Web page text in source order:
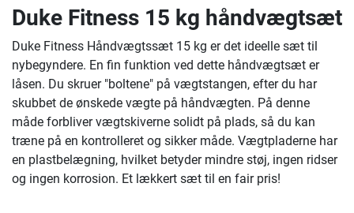
Duke Fitness 15 kg håndvægtsæt
Duke Fitness Håndvægtssæt 15 kg er det ideelle sæt til
nybegyndere. En fin funktion ved dette håndvægtsæt er
låsen. Du skruer "boltene" på vægtstangen, efter du har
skubbet de ønskede vægte på håndvægten. På denne
måde forbliver vægtskiverne solidt på plads, så du kan
træne på en kontrolleret og sikker måde. Vægtpladerne har
en plastbelægning, hvilket betyder mindre støj, ingen ridser
og ingen korrosion. Et lækkert sæt til en fair pris!